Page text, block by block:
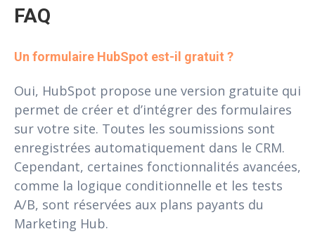
FAQ
Un formulaire HubSpot est-il gratuit ?
Oui, HubSpot propose une version gratuite qui
permet de créer et d’intégrer des formulaires
sur votre site. Toutes les soumissions sont
enregistrées automatiquement dans le CRM.
Cependant, certaines fonctionnalités avancées,
comme la logique conditionnelle et les tests
A/B, sont réservées aux plans payants du
Marketing Hub.